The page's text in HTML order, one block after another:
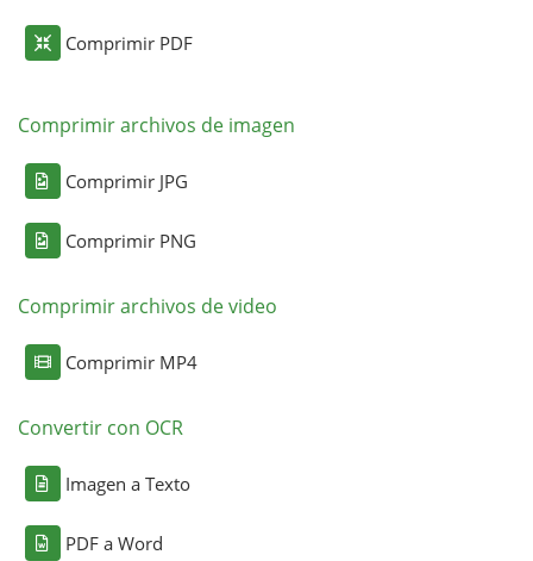
Comprimir PDF
Comprimir archivos de imagen
Comprimir JPG
Comprimir PNG
Comprimir archivos de video
Comprimir MP4
Convertir con OCR
Imagen a Texto
PDF a Word